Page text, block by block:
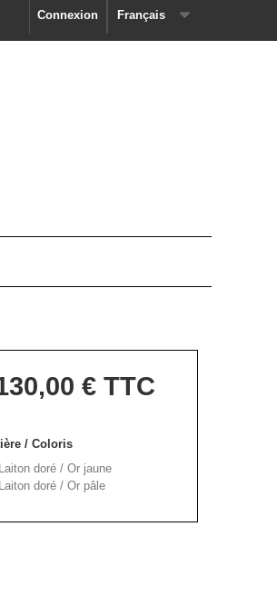
Français
Connexion
€ TTC
/ Coloris
Laiton doré / Or jaune
Laiton doré / Or pâle